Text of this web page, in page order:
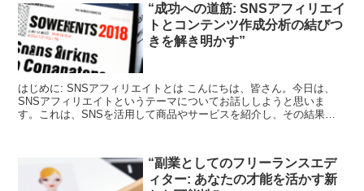
“成功への道筋: SNSアフィリエイ
トとコンテンツ作成分析の結びつ
きを解き明かす”
はじめに: SNSアフィリエイトとは こんにちは、皆さん。今日は、
SNSアフィリエイトというテーマについてお話ししようと思いま
す。これは、SNSを活用して商品やサービスを紹介し、その結果と
“副業としてのフリーランスエデ
ィター: あなたの才能を活かす新